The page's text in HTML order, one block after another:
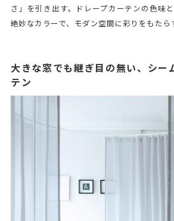
さ」を引き出す。ドレープカーテンの色味
絶妙なカラーで、モダン空間に彩りをもたら
大きな窓でも継ぎ目の無い、シー
テン